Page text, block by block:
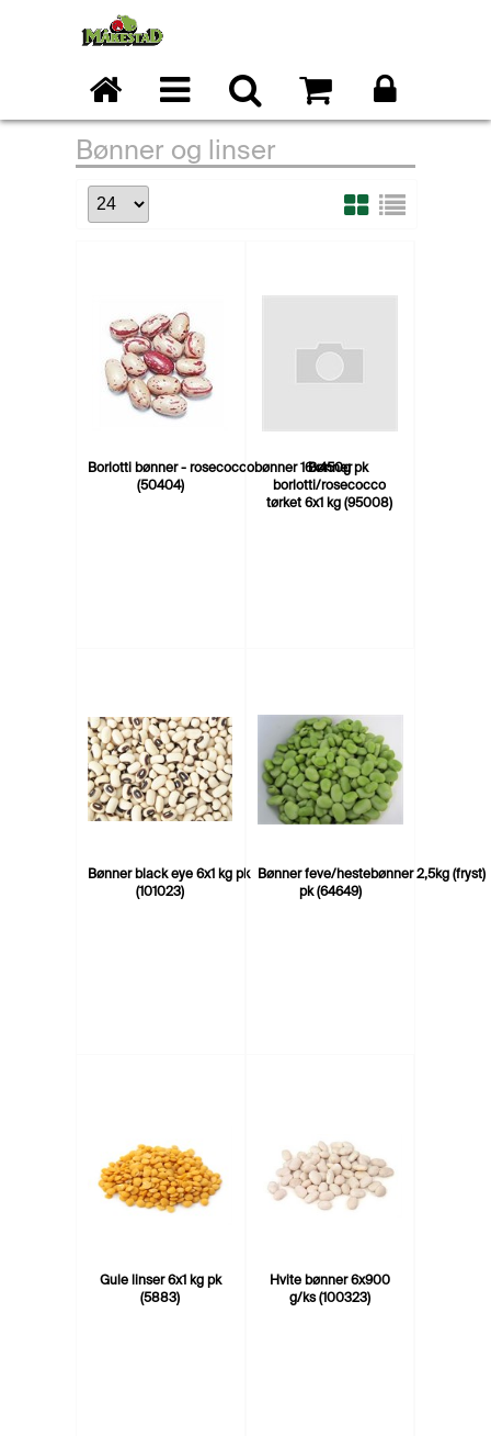
Bønner og linser
Borlotti bønner - rosecoccobønner 16x450g pk
(50404)
Bønner
borlotti/rosecocco
tørket 6x1 kg (95008)
Bønner black eye 6x1 kg pk
(101023)
Bønner feve/hestebønner 2,5kg (fryst)
pk (64649)
Gule linser 6x1 kg pk
(5883)
Hvite bønner 6x900
g/ks (100323)